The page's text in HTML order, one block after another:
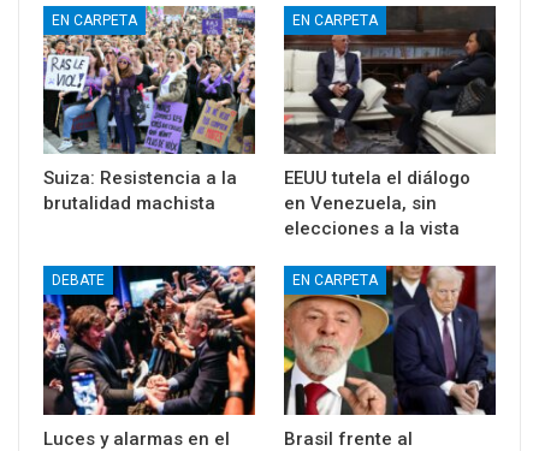
EN CARPETA
Suiza: Resistencia a la
brutalidad machista
EN CARPETA
EEUU tutela el diálogo
en Venezuela, sin
elecciones a la vista
DEBATE
Luces y alarmas en el
EN CARPETA
Brasil frente al